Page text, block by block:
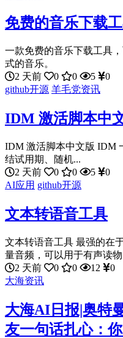
免费的音乐下载
一款免费的音乐下载工具
式的音乐。
2 天前
0 0 5
0
github开源 羊毛党资讯
IDM 激活脚本中
IDM 激活脚本中文版 IDM
结试用期、随机...
2 天前
0 0 5
0
AI应用 github开源
文本转语音工具
文本转语音工具 最强的在
量音频，可以用于有声读
2 天前
0 0 12
0
大海资讯
大海AI日报|奥特
友一句话扎心：